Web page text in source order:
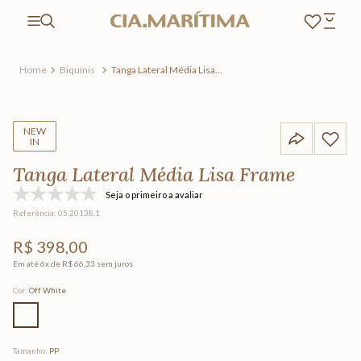
Biquínis
Tanga Lateral Média Lisa
NEW
IN
Tanga Lateral Média Lisa Frame
Seja o primeiro a avaliar
Referência: 05.20138.1
R$ 398,00
Em até6x de R$66 33 sem juros
Cor: Off White
Tamanho: PP